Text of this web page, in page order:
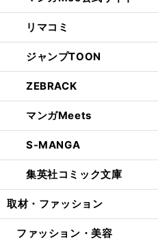
リマコミ
ジャンプTOON
ZEBRACK
マンガMeets
S-MANGA
集英社コミック文庫
取材・ファッション
ファッション・美容